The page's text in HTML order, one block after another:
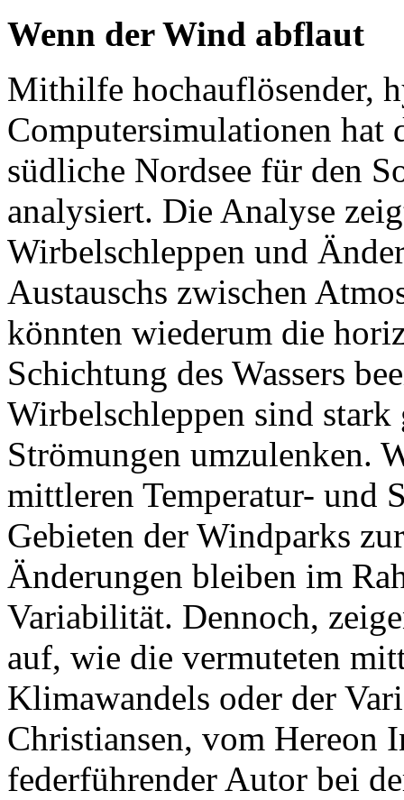
Wenn der Wind abflaut
Mithilfe hochauflösender,
Computersimulationen hat
südliche Nordsee für den
analysiert. Die Analyse
Wirbelschleppen und
Austauschs zwischen
könnten wiederum die
Schichtung des Wassers
Wirbelschleppen sind
Strömungen umzulenken.
mittleren Temperatur- und
Gebieten der Windparks
Änderungen bleiben im
Variabilität. Dennoch,
auf, wie die vermuteten
Klimawandels oder der
Christiansen, vom Hereon
federführender Autor bei